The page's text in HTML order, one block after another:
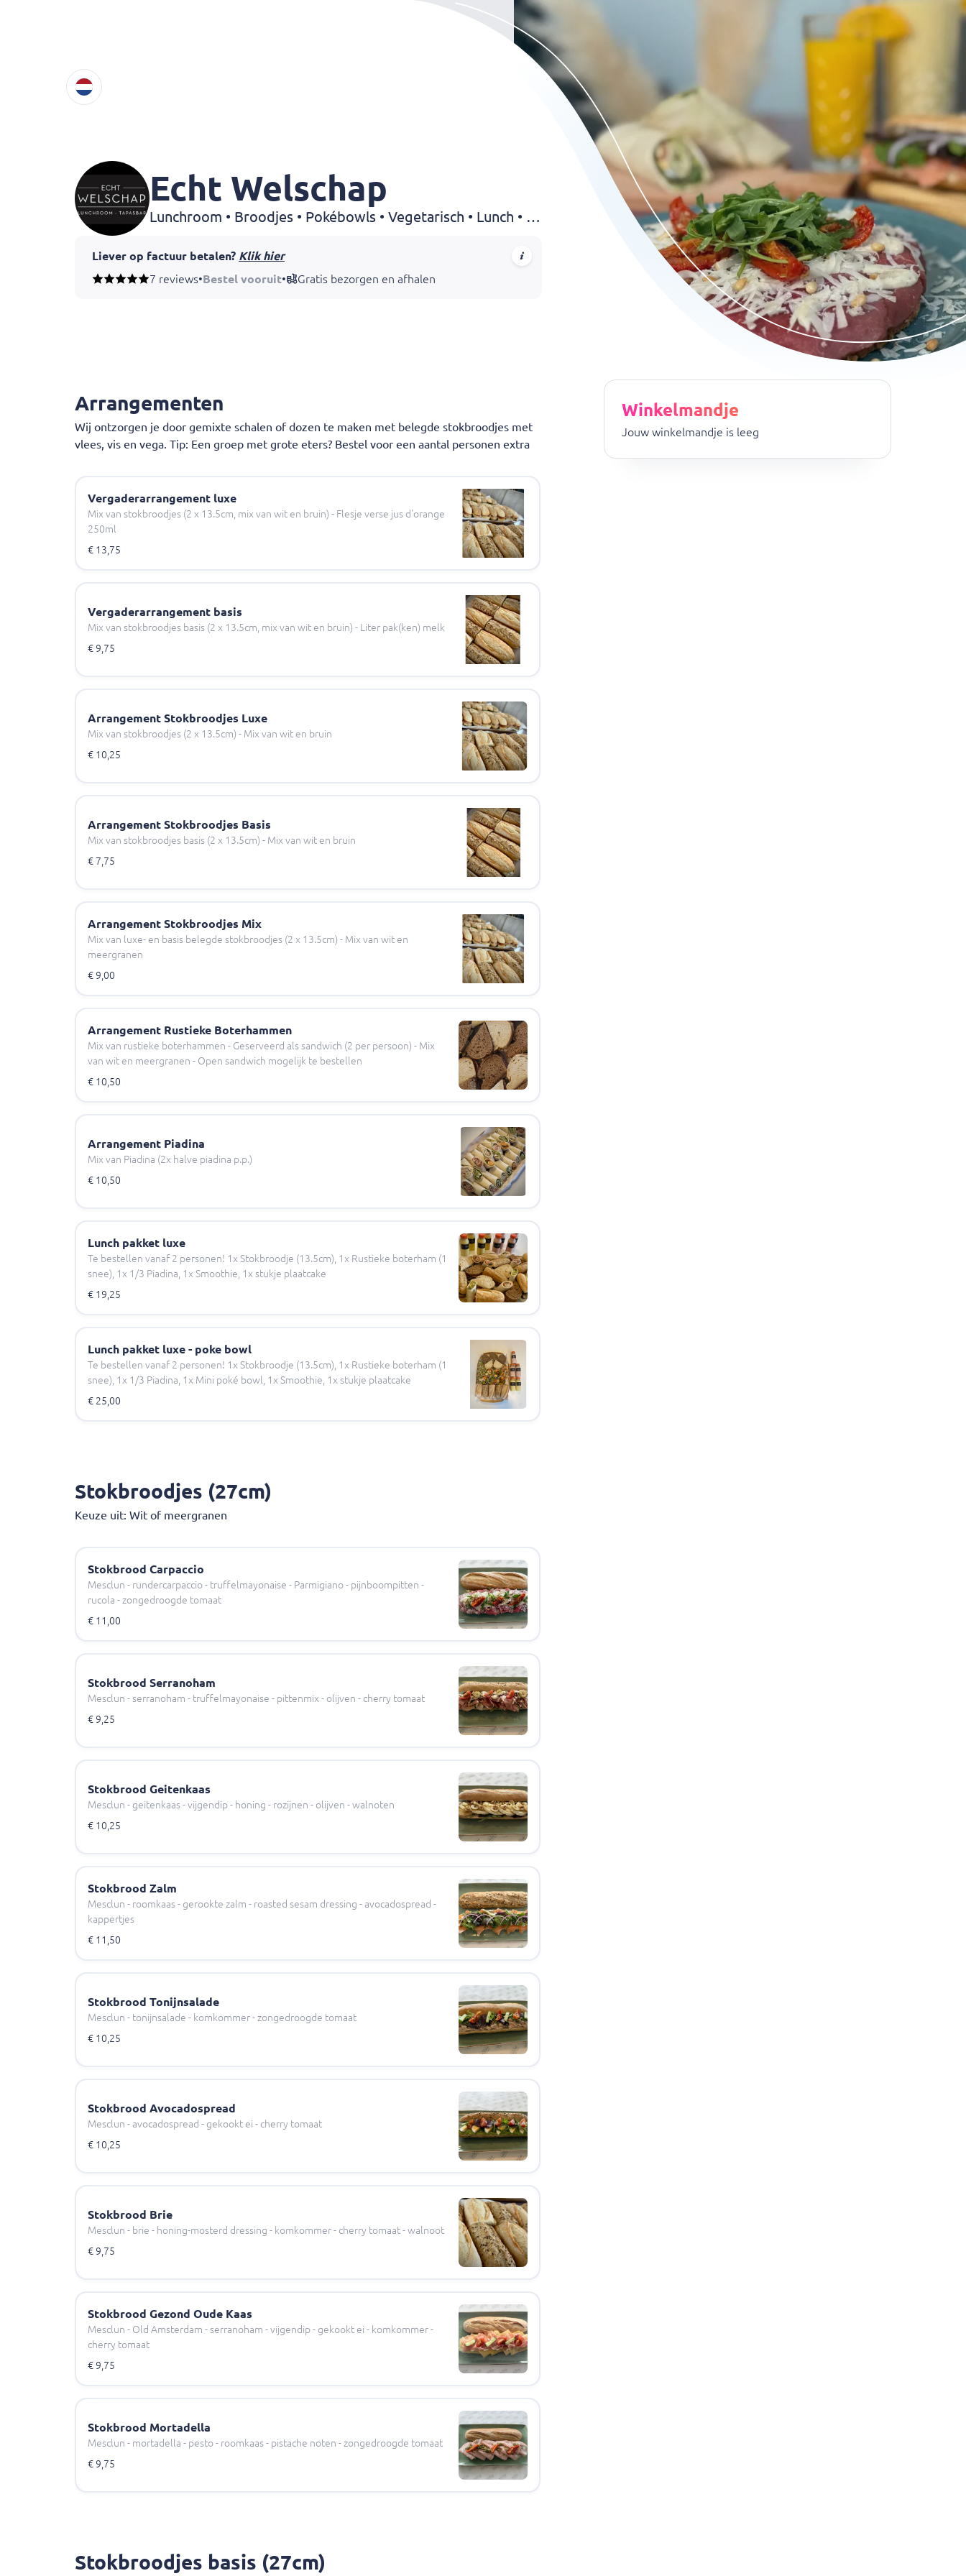
Echt Welschap
Lunchroom • Broodjes • Pokébowls • Vegetarisch • Lunch • Salades
Liever op factuur betalen? Klik hier
Mail je bestelling naar reserveren@echtwelschap.nl
Wij bezorgen uitsluitend koude producten, om te voorkomen dat er producten afgekoeld aankomen en daarmee niet aan onze kwaliteitsstandaard voldoen. Warme
7 reviews•Bestel vooruit• Gratis bezorgen en afhalen
Arrangementen
Wij ontzorgen je door gemixte schalen of dozen te maken met belegde stokbroodjes met
vlees, vis en vega. Tip: Een groep met grote eters? Bestel voor een aantal personen extra
Vergaderarrangement luxe
Mix van stokbroodjes (2 x 13.5cm, mix van wit en bruin) - Flesje verse jus d'orange
250ml
€ 13,75
Vergaderarrangement basis
Mix van stokbroodjes basis (2 x 13.5cm, mix van wit en bruin) - Liter pak(ken) melk
€ 9,75
Arrangement Stokbroodjes Luxe
Mix van stokbroodjes (2 x 13.5cm) - Mix van wit en bruin
€ 10,25
Arrangement Stokbroodjes Basis
Mix van stokbroodjes basis (2 x 13.5cm) - Mix van wit en bruin
€ 7,75
Arrangement Stokbroodjes Mix
Mix van luxe- en basis belegde stokbroodjes (2 x 13.5cm) - Mix van wit en
meergranen
€ 9,00
Arrangement Rustieke Boterhammen
Mix van rustieke boterhammen - Geserveerd als sandwich (2 per persoon) - Mix
van wit en meergranen - Open sandwich mogelijk te bestellen
€ 10,50
Arrangement Piadina
Mix van Piadina (2x halve piadina p.p.)
€ 10,50
Lunch pakket luxe
Te bestellen vanaf 2 personen! 1x Stokbroodje (13.5cm), 1x Rustieke boterham (1
snee), 1x 1/3 Piadina, 1x Smoothie, 1x stukje plaatcake
€ 19,25
Lunch pakket luxe - poke bowl
Te bestellen vanaf 2 personen! 1x Stokbroodje (13.5cm), 1x Rustieke boterham (1
snee), 1x 1/3 Piadina, 1x Mini poké bowl, 1x Smoothie, 1x stukje plaatcake
€ 25,00
Stokbroodjes (27cm)
Keuze uit: Wit of meergranen
Stokbrood Carpaccio
Mesclun - rundercarpaccio - truffelmayonaise - Parmigiano - pijnboompitten -
rucola - zongedroogde tomaat
€ 11,00
Stokbrood Serranoham
Mesclun - serranoham - truffelmayonaise - pittenmix - olijven - cherry tomaat
€ 9,25
Stokbrood Geitenkaas
Mesclun - geitenkaas - vijgendip - honing - rozijnen - olijven - walnoten
€ 10,25
Stokbrood Zalm
Mesclun - roomkaas - gerookte zalm - roasted sesam dressing - avocadospread -
kappertjes
€ 11,50
Stokbrood Tonijnsalade
Mesclun - tonijnsalade - komkommer - zongedroogde tomaat
€ 10,25
Stokbrood Avocadospread
Mesclun - avocadospread - gekookt ei - cherry tomaat
€ 10,25
Stokbrood Brie
Mesclun - brie - honing-mosterd dressing - komkommer - cherry tomaat - walnoot
€ 9,75
Stokbrood Gezond Oude Kaas
Mesclun - Old Amsterdam - serranoham - vijgendip - gekookt ei - komkommer -
cherry tomaat
€ 9,75
Stokbrood Mortadella
Mesclun - mortadella - pesto - roomkaas - pistache noten - zongedroogde tomaat
€ 9,75
Stokbroodjes basis (27cm)
Winkelmandje
Jouw winkelmandje is leeg